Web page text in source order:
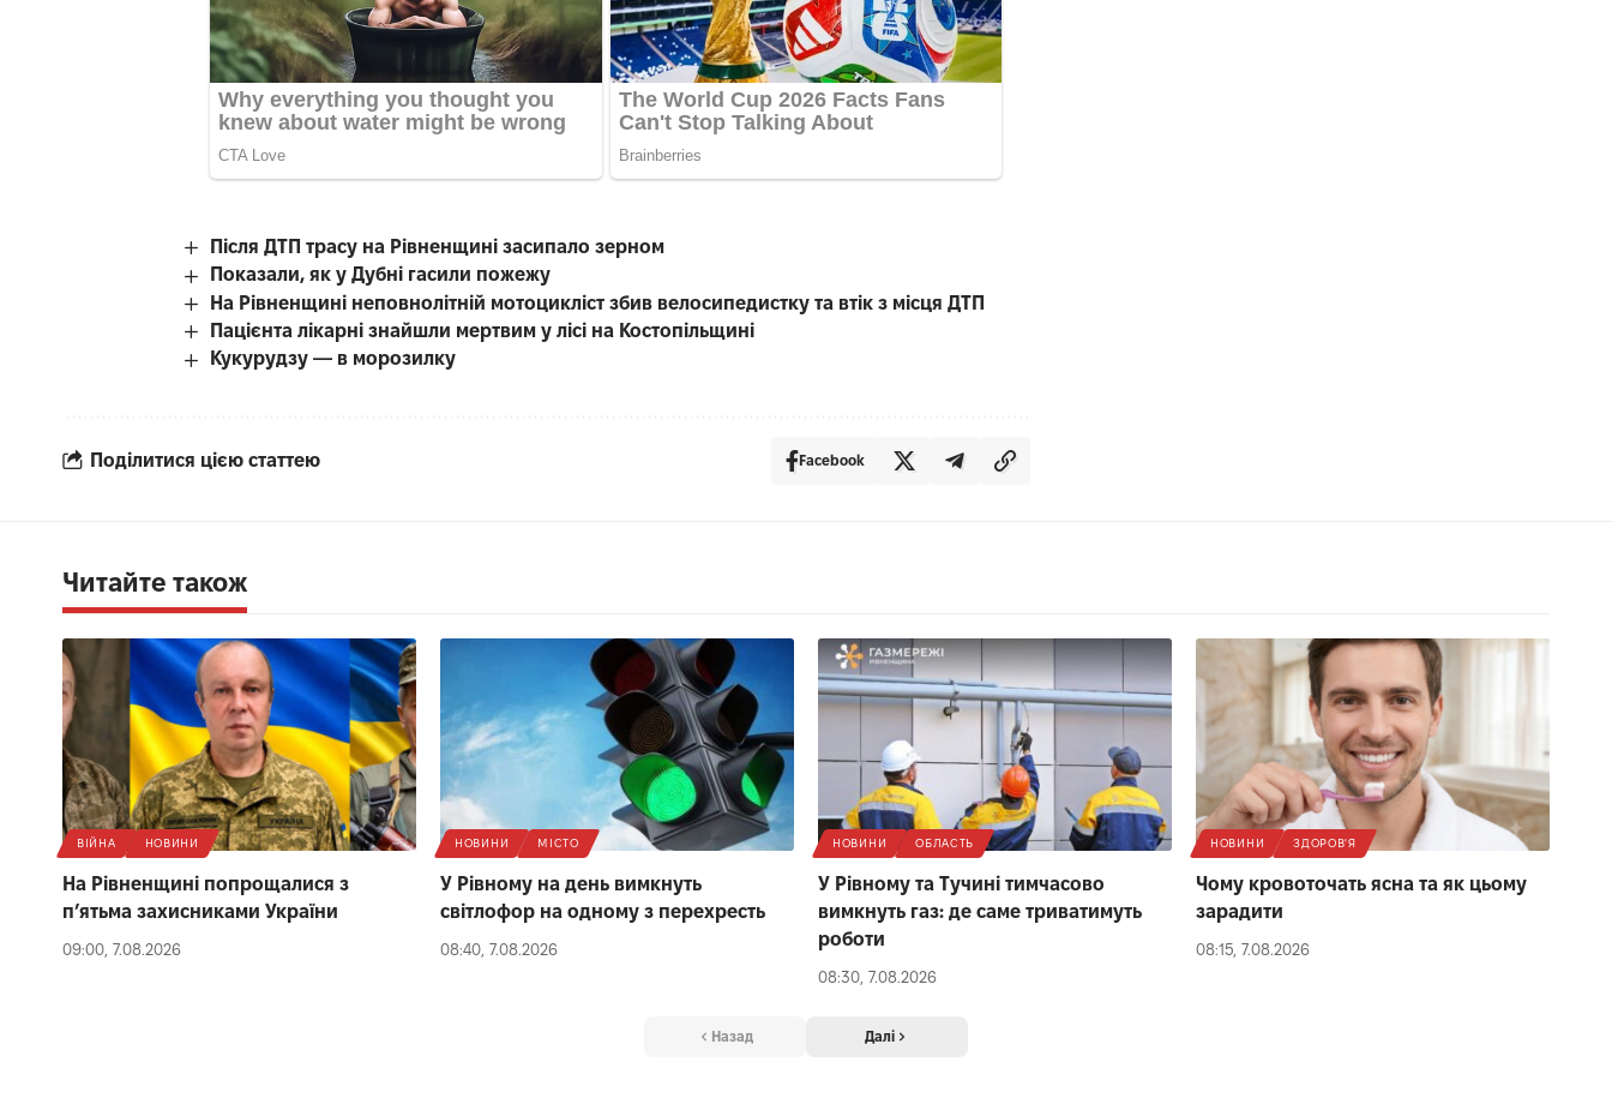
Після ДТП трасу на Рівненщині засипало зерном
Показали, як у Дубні гасили пожежу
На Рівненщині неповнолітній мотоцикліст збив велосипедистку та втік з місця ДТП
Пацієнта лікарні знайшли мертвим у лісі на Костопільщині
Кукурудзу — в морозилку
Поділитися цією статтею Facebook
Читайте також
ВІЙНА НОВИНИ
На Рівненщині попрощалися з
п’ятьма захисниками України
09:00, 7.08.2026
НОВИНИ МІСТО
У Рівному на день вимкнуть
світлофор на одному з перехресть
08:40, 7.08.2026
НОВИНИ ОБЛАСТЬ
У Рівному та Тучині тимчасово
вимкнуть газ: де саме триватимуть
роботи
08:30, 7.08.2026
НОВИНИ ЗДОРОВ'Я
Чому кровоточать ясна та як цьому
зарадити
08:15, 7.08.2026
Назад Далі